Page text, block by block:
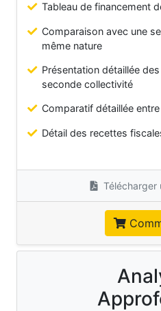
Tableau de financement
Comparaison avec une
même nature
Présentation détaillée
seconde collectivité
Comparatif détaillée
Détail des recettes
Télécharger